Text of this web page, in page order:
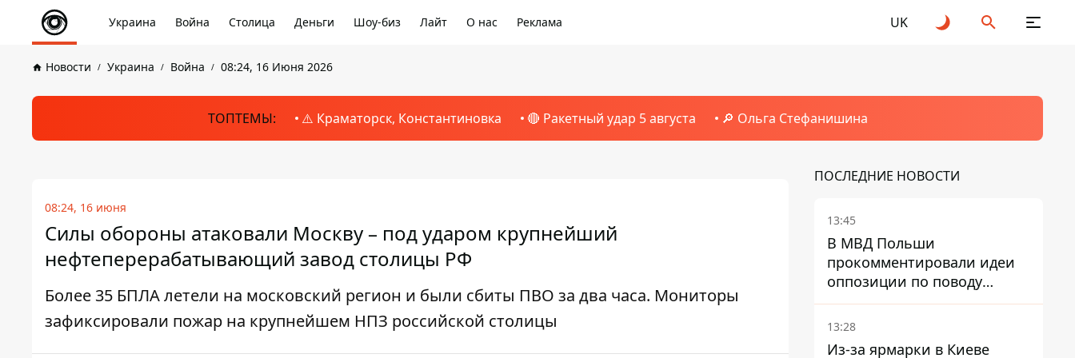
Украина Война Столица Деньги Шоу-биз Лайт О нас Реклама UK
Новости Украина Война 08:24, 16 Июня 2026
ТОПТЕМЫ: ⚠️ Краматорск, Константиновка 🔴 Ракетный удар 5 августа 🔎 Ольга Стефанишина
08:24, 16 июня
Силы обороны атаковали Москву – под ударом крупнейший
нефтеперерабатывающий завод столицы РФ
Более 35 БПЛА летели на московский регион и были сбиты ПВО за два часа. Мониторы
зафиксировали пожар на крупнейшем НПЗ российской столицы
ПОСЛЕДНИЕ НОВОСТИ
13:45
В МВД Польши
прокомментировали идеи
оппозиции по поводу
депортации украинских
мужчин - абсурд и популизм
13:28
Из-за ярмарки в Киеве